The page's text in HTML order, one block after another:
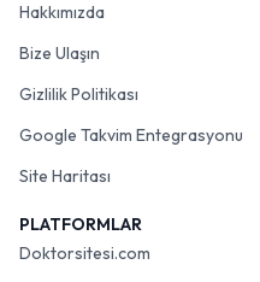
Hakkımızda
Bize Ulaşın
Gizlilik Politikası
Google Takvim Entegrasyonu
Site Haritası
PLATFORMLAR
Doktorsitesi.com